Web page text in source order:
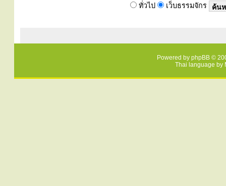
ทั่วไป เว็บธรรมจักร
Powered by phpBB ©
Thai language by